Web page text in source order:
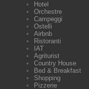
Hotel
Orchestre
Campeggi
Ostelli
Airbnb
Ristoranti
IAT
Agriturist
Country House
Bed & Breakfast
Shopping
Pizzerie